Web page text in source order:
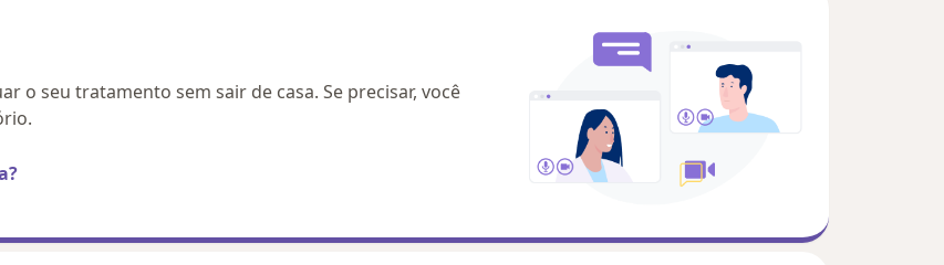
o seu tratamento sem sair de casa. Se precisar, você